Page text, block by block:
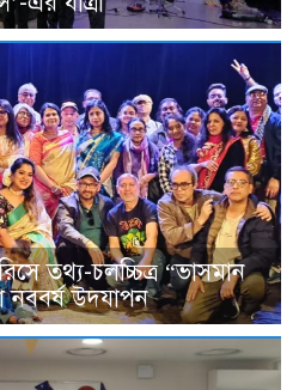
তথ্য-চলচ্চিত্র “ভাসমান
নববর্ষ উদযাপন